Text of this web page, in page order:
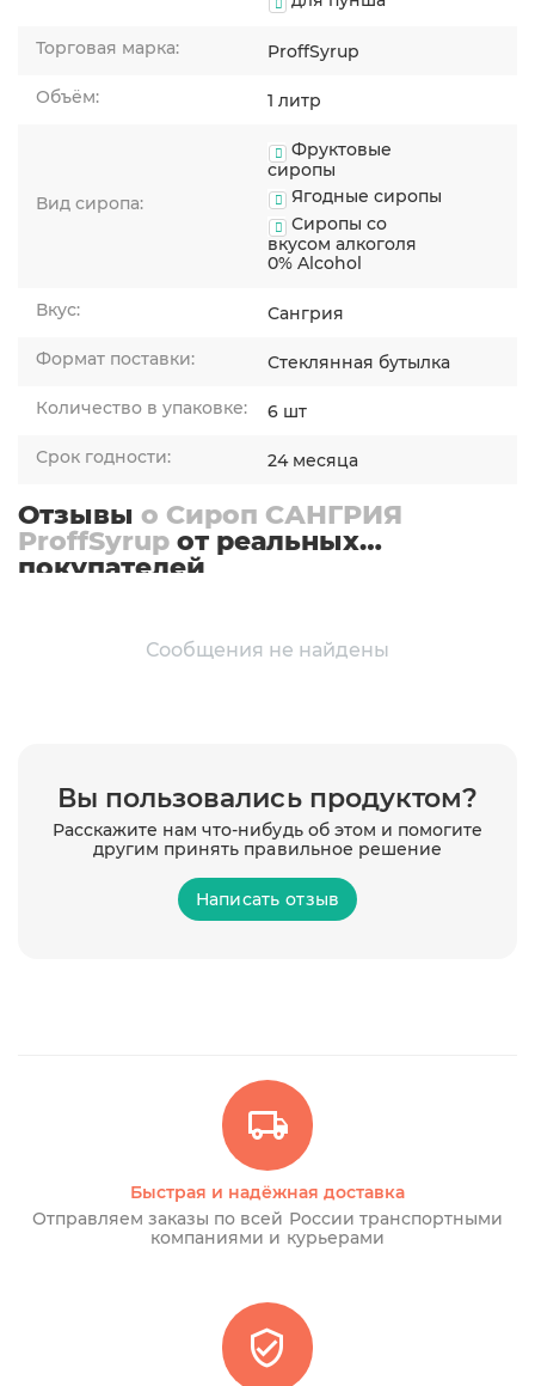
Торговая марка: ProffSyrup
Объём: 1 литр
Вид сиропа:
Фруктовые
сиропы
Ягодные сиропы
Сиропы со
вкусом алкоголя
0% Alcohol
Вкус: Сангрия
Формат поставки: Стеклянная бутылка
Количество в упаковке: 6 шт
Срок годности: 24 месяца
Отзывы о Сироп САНГРИЯ
ProffSyrup от реальных
покупателей
Сообщения не найдены
Вы пользовались продуктом?
Расскажите нам что-нибудь об этом и помогите
другим принять правильное решение
Написать отзыв
Быстрая и надёжная доставка
Отправляем заказы по всей России транспортными
компаниями и курьерами